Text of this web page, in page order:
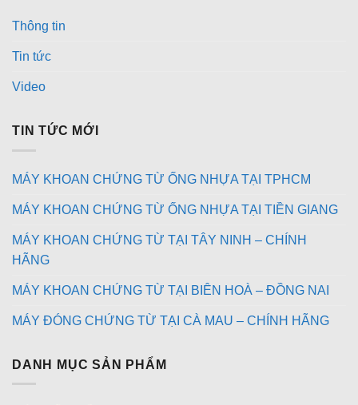
Thông tin
Tin tức
Video
TIN TỨC MỚI
MÁY KHOAN CHỨNG TỪ ỐNG NHỰA TẠI TPHCM
MÁY KHOAN CHỨNG TỪ ỐNG NHỰA TẠI TIỀN GIANG
MÁY KHOAN CHỨNG TỪ TẠI TÂY NINH – CHÍNH
HÃNG
MÁY KHOAN CHỨNG TỪ TẠI BIÊN HOÀ – ĐỒNG NAI
MÁY ĐÓNG CHỨNG TỪ TẠI CÀ MAU – CHÍNH HÃNG
DANH MỤC SẢN PHẨM